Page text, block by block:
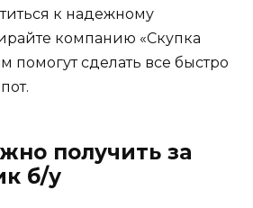
к надежному
компанию «Скупка
помогут сделать все быстро
получить за
б/у